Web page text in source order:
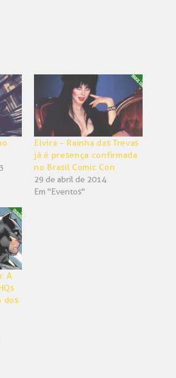
Elvira – Rainha das Trevas
já é presença confirmada
no Brasil Comic Con
29 de abril de 2014
Em "Eventos"
A
dos